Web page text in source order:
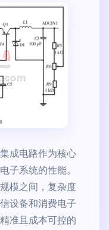
成电路作为核心
子系统的性能。
模之间，复杂度
设备和消费电子
准且成本可控的